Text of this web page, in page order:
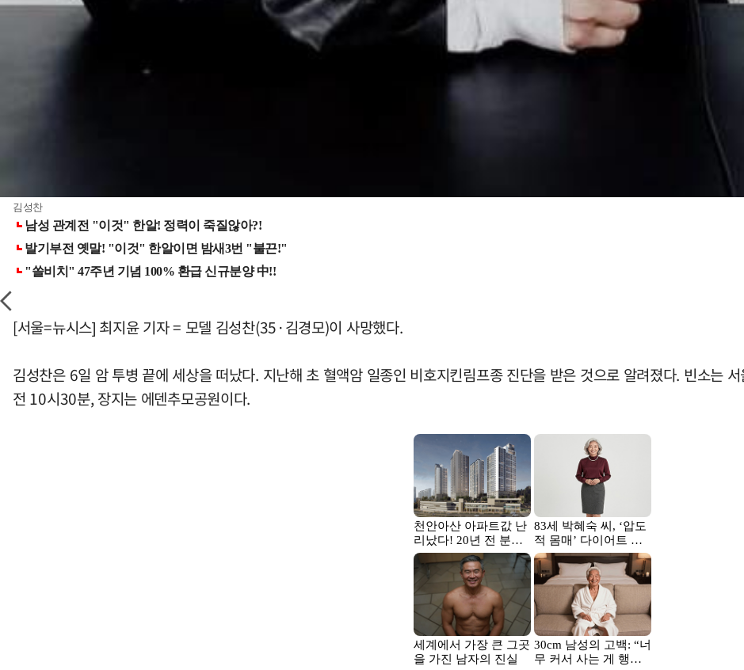
김성찬
[서울=뉴시스] 최지윤 기자 = 모델 김성찬(35·김경모)이 사망했다.
김성찬은 6일 암 투병 끝에 세상을 떠났다. 지난해 초 혈액암 일종인 비호지킨림프종 진단을 받은 것으로 알려졌다. 빈소는
전 10시30분, 장지는 에덴추모공원이다.